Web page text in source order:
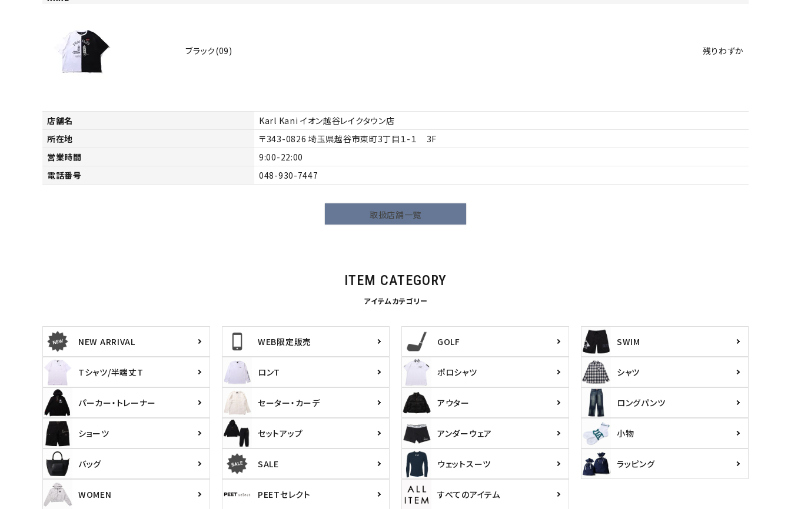
29inc
カラー
tune 絞り込んで検索する
ブラック(09) 残りわずか
店舗名
Karl Kani イオン越谷レイクタウン店
所在地
343-0826 埼玉県越谷市東町3丁目１-１ 3F
営業時間
9:00-22:00
電話番号
048-930-7447
取扱店舗一覧
ITEM CATEGORY
アイテムカテゴリー
NEW ARRIVAL WEB限定販売 GOLF SWIM
Tシャツ/半端丈T ロンT ポロシャツ シャツ
パーカー・トレーナー セーター・カーデ アウター ロングパンツ
ショーツ セットアップ アンダーウェア 小物
バッグ SALE ウェットスーツ ラッピング
WOMEN PEETセレクト すべてのアイテム